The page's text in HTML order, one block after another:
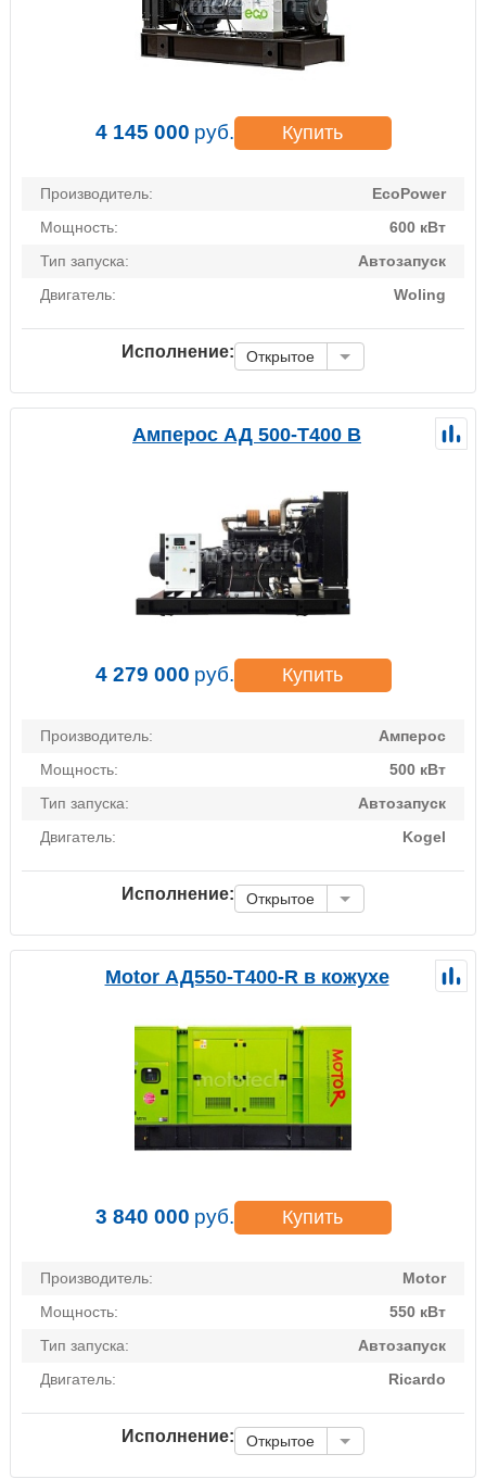
4 145 000 руб. Купить
Производитель:
EcoPower
Мощность:
600 кВт
Тип запуска:
Автозапуск
Двигатель:
Woling
Исполнение: Открытое
Амперос АД 500-Т400 B
4 279 000 руб. Купить
Производитель:
Амперос
Мощность:
500 кВт
Тип запуска:
Автозапуск
Двигатель:
Kogel
Исполнение: Открытое
Motor АД550-Т400-R в кожухе
3 840 000 руб. Купить
Производитель:
Motor
Мощность:
550 кВт
Тип запуска:
Автозапуск
Двигатель:
Ricardo
Исполнение: Открытое